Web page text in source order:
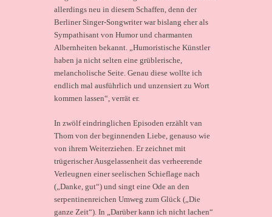
allerdings neu in diesem Schaffen, denn der
Berliner Singer-Songwriter war bislang eher als
Sympathisant von Humor und charmanten
Albernheiten bekannt. „Humoristische Künstler
haben ja nicht selten eine grüblerische,
melancholische Seite. Genau diese wollte ich
endlich mal ausführlich und unzensiert zu Wort
kommen lassen“, verrät er.
In zwölf eindringlichen Episoden erzählt van
Thom von der beginnenden Liebe, genauso wie
von ihrem Weiterziehen. Er zeichnet mit
trügerischer Ausgelassenheit das verheerende
Verleugnen einer seelischen Schieflage nach
(„Danke, gut“) und singt eine Ode an den
serpentinenreichen Umweg zum Glück („Die
ganze Zeit“). In „Darüber kann ich nicht lachen“